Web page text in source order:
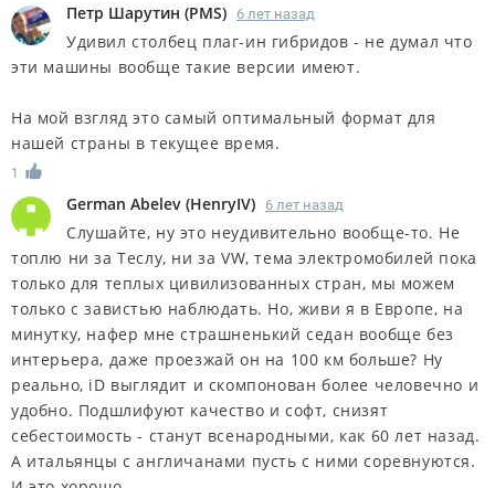
Петр Шарутин (PMS) 6 лет назад
Удивил столбец плаг-ин гибридов - не думал что
эти машины вообще такие версии имеют.
На мой взгляд это самый оптимальный формат для
нашей страны в текущее время.
1
German Abelev (HenryIV) 6 лет назад
Слушайте, ну это неудивительно вообще-то. Не
топлю ни за Теслу, ни за VW, тема электромобилей пока
только для теплых цивилизованных стран, мы можем
только с завистью наблюдать. Но, живи я в Европе, на
минутку, нафер мне страшненький седан вообще без
интерьера, даже проезжай он на 100 км больше? Ну
реально, iD выглядит и скомпонован более человечно и
удобно. Подшлифуют качество и софт, снизят
себестоимость - станут всенародными, как 60 лет назад.
А итальянцы с англичанами пусть с ними соревнуются.